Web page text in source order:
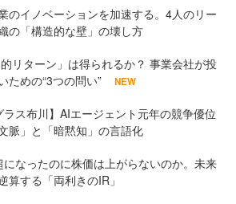
のイノベーションを加速する。4人のリー
の「構造的な壁」の壊し方
リターン」は得られるか？ 事業会社が投
ための“3つの問い”
NEW
ラス布川】AIエージェント元年の競争優位
脈」と「暗黙知」の言語化
なったのに株価は上がらないのか。未来
算する「両利きのIR」